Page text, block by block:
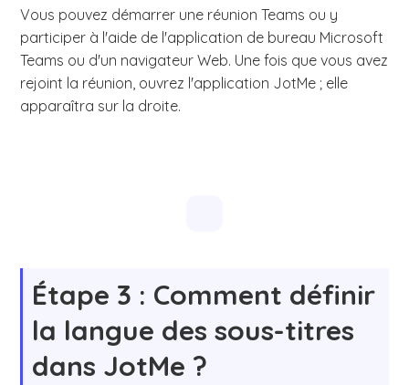
Vous pouvez démarrer une réunion Teams ou y
participer à l'aide de l'application de bureau Microsoft
Teams ou d'un navigateur Web. Une fois que vous avez
rejoint la réunion, ouvrez l'application JotMe ; elle
apparaîtra sur la droite.
Étape 3 : Comment définir
la langue des sous-titres
dans JotMe ?